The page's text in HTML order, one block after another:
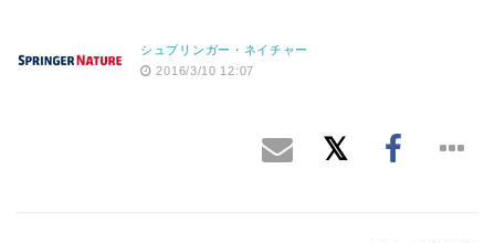
シュプリンガー・ネイチャー
2016/3/10 12:07